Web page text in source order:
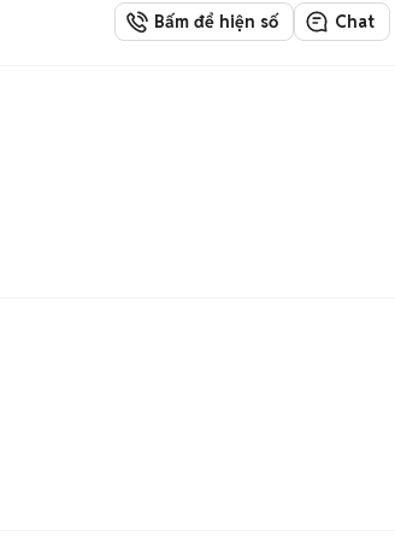
Bấm để hiện số Chat